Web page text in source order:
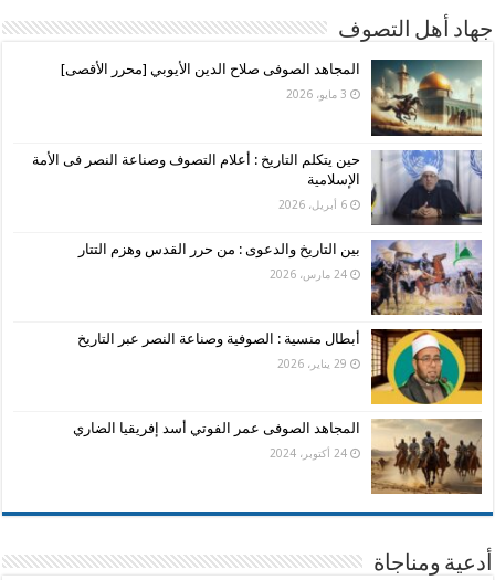
جهاد أهل التصوف
المجاهد الصوفى صلاح الدين الأيوبي [محرر الأقصى]
3 مايو، 2026
حين يتكلم التاريخ : أعلام التصوف وصناعة النصر فى الأمة
الإسلامية
6 أبريل، 2026
بين التاريخ والدعوى : من حرر القدس وهزم التتار
24 مارس، 2026
أبطال منسية : الصوفية وصناعة النصر عبر التاريخ
29 يناير، 2026
المجاهد الصوفى عمر الفوتي أسد إفريقيا الضاري
24 أكتوبر، 2024
أدعية ومناجاة